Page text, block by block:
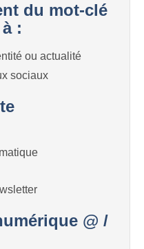
du mot-clé
:
ou actualité
sociaux
@ /